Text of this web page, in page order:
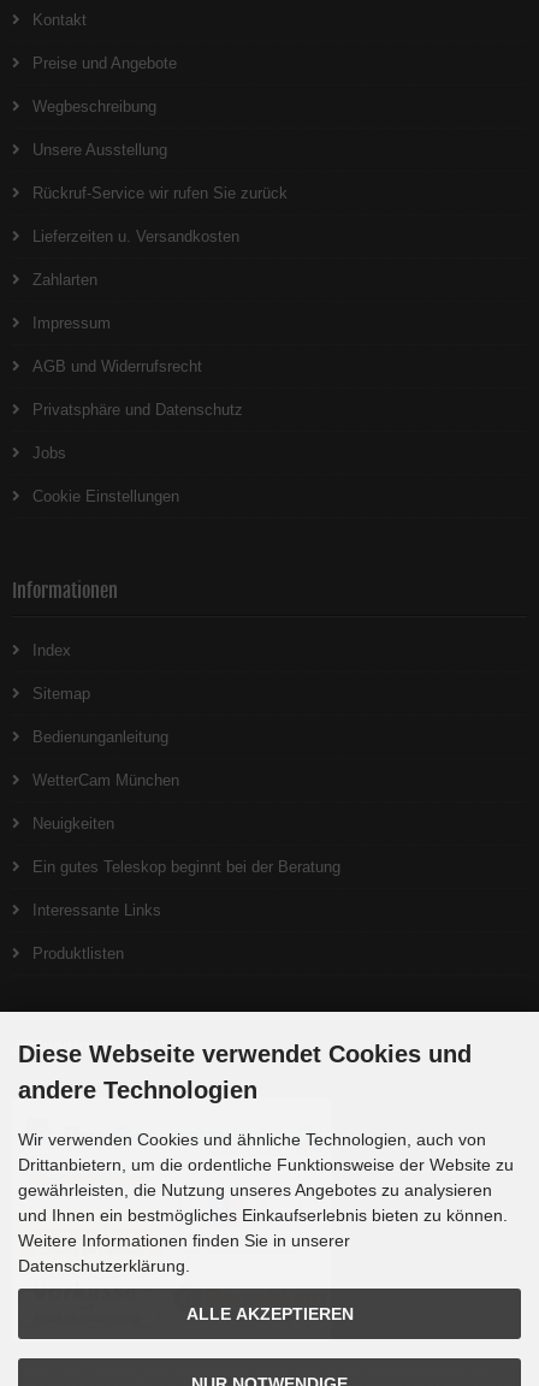
Kontakt
Preise und Angebote
Wegbeschreibung
Unsere Ausstellung
Rückruf-Service wir rufen Sie zurück
Lieferzeiten u. Versandkosten
Zahlarten
Impressum
AGB und Widerrufsrecht
Privatsphäre und Datenschutz
Jobs
Cookie Einstellungen
Informationen
Index
Sitemap
Bedienunganleitung
WetterCam München
Neuigkeiten
Ein gutes Teleskop beginnt bei der Beratung
Interessante Links
Produktlisten
Zahlungsmethoden
Diese Webseite verwendet Cookies und
andere Technologien
Wir verwenden Cookies und ähnliche Technologien, auch von
Drittanbietern, um die ordentliche Funktionsweise der Website zu
gewährleisten, die Nutzung unseres Angebotes zu analysieren
und Ihnen ein bestmögliches Einkaufserlebnis bieten zu können.
Weitere Informationen finden Sie in unserer
Datenschutzerklärung.
ALLE AKZEPTIEREN